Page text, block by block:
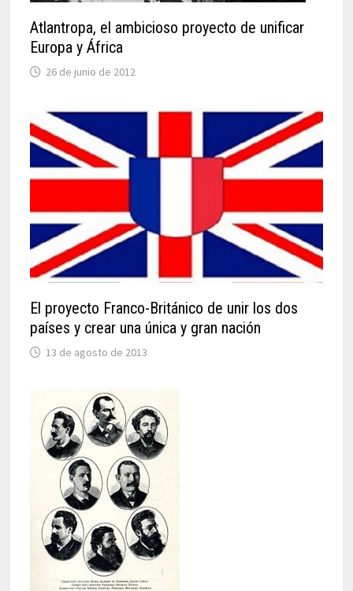
Atlantropa, el ambicioso proyecto de unificar
Europa y África
26 de junio de 2012
El proyecto Franco-Británico de unir los dos
países y crear una única y gran nación
13 de agosto de 2013